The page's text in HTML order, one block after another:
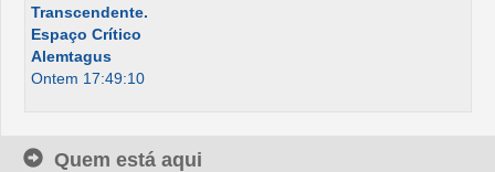
Transcendente.
Espaço Crítico
Alemtagus
Ontem 17:49:10
Quem está aqui